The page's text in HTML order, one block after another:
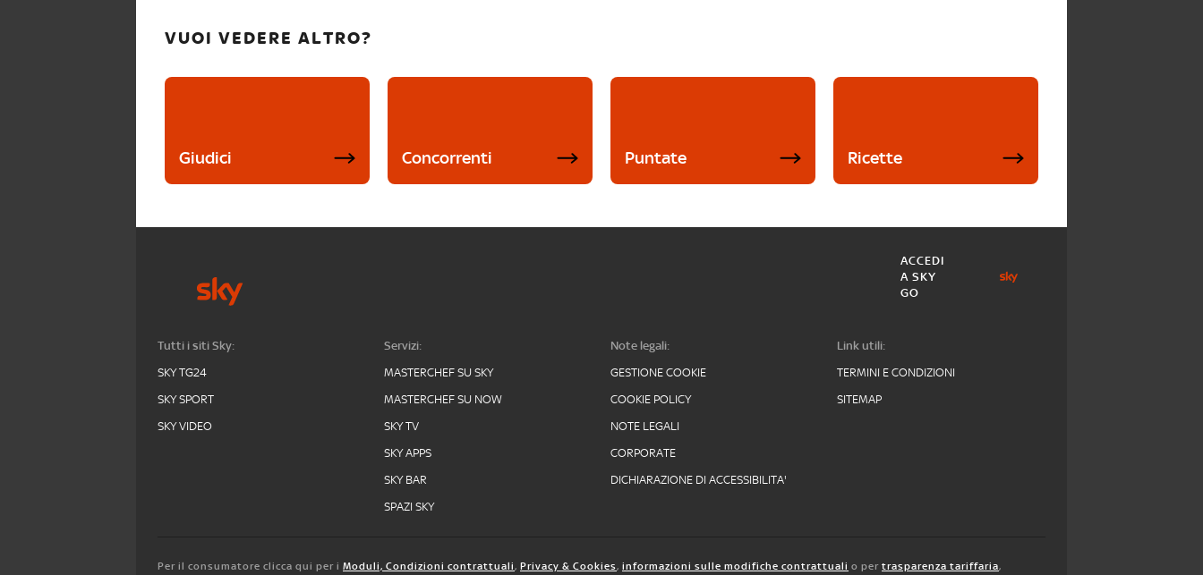
VUOI VEDERE ALTRO?
Giudici Concorrenti Puntate Ricette
ACCEDI
A SKY
GO
Tutti i siti Sky:
SKY TG24
SKY SPORT
SKY VIDEO
Servizi:
MASTERCHEF SU SKY
MASTERCHEF SU NOW
SKY TV
SKY APPS
SKY BAR
SPAZI SKY
Note legali:
GESTIONE COOKIE
COOKIE POLICY
NOTE LEGALI
CORPORATE
DICHIARAZIONE DI ACCESSIBILITA'
Link utili:
TERMINI E CONDIZIONI
SITEMAP
Per il consumatore clicca qui per i Moduli, Condizioni contrattuali, Privacy & Cookies, informazioni sulle modifiche contrattuali o per trasparenza tariffaria,